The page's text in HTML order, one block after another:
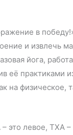
в
и извлечь
йога,
её практиками
на физическое,
это левое, ТХА